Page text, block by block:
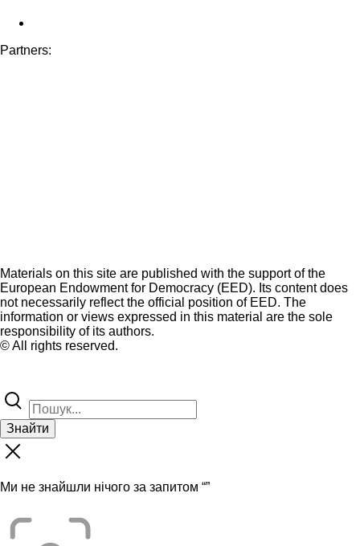
Partners:
Materials on this site are published with the support of the
European Endowment for Democracy (EED). Its content does
not necessarily reflect the official position of EED. The
information or views expressed in this material are the sole
responsibility of its authors.
© All rights reserved.
Знайти
Ми не знайшли нічого за запитом “”